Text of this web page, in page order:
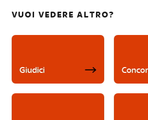
VUOI VEDERE ALTRO?
Giudici